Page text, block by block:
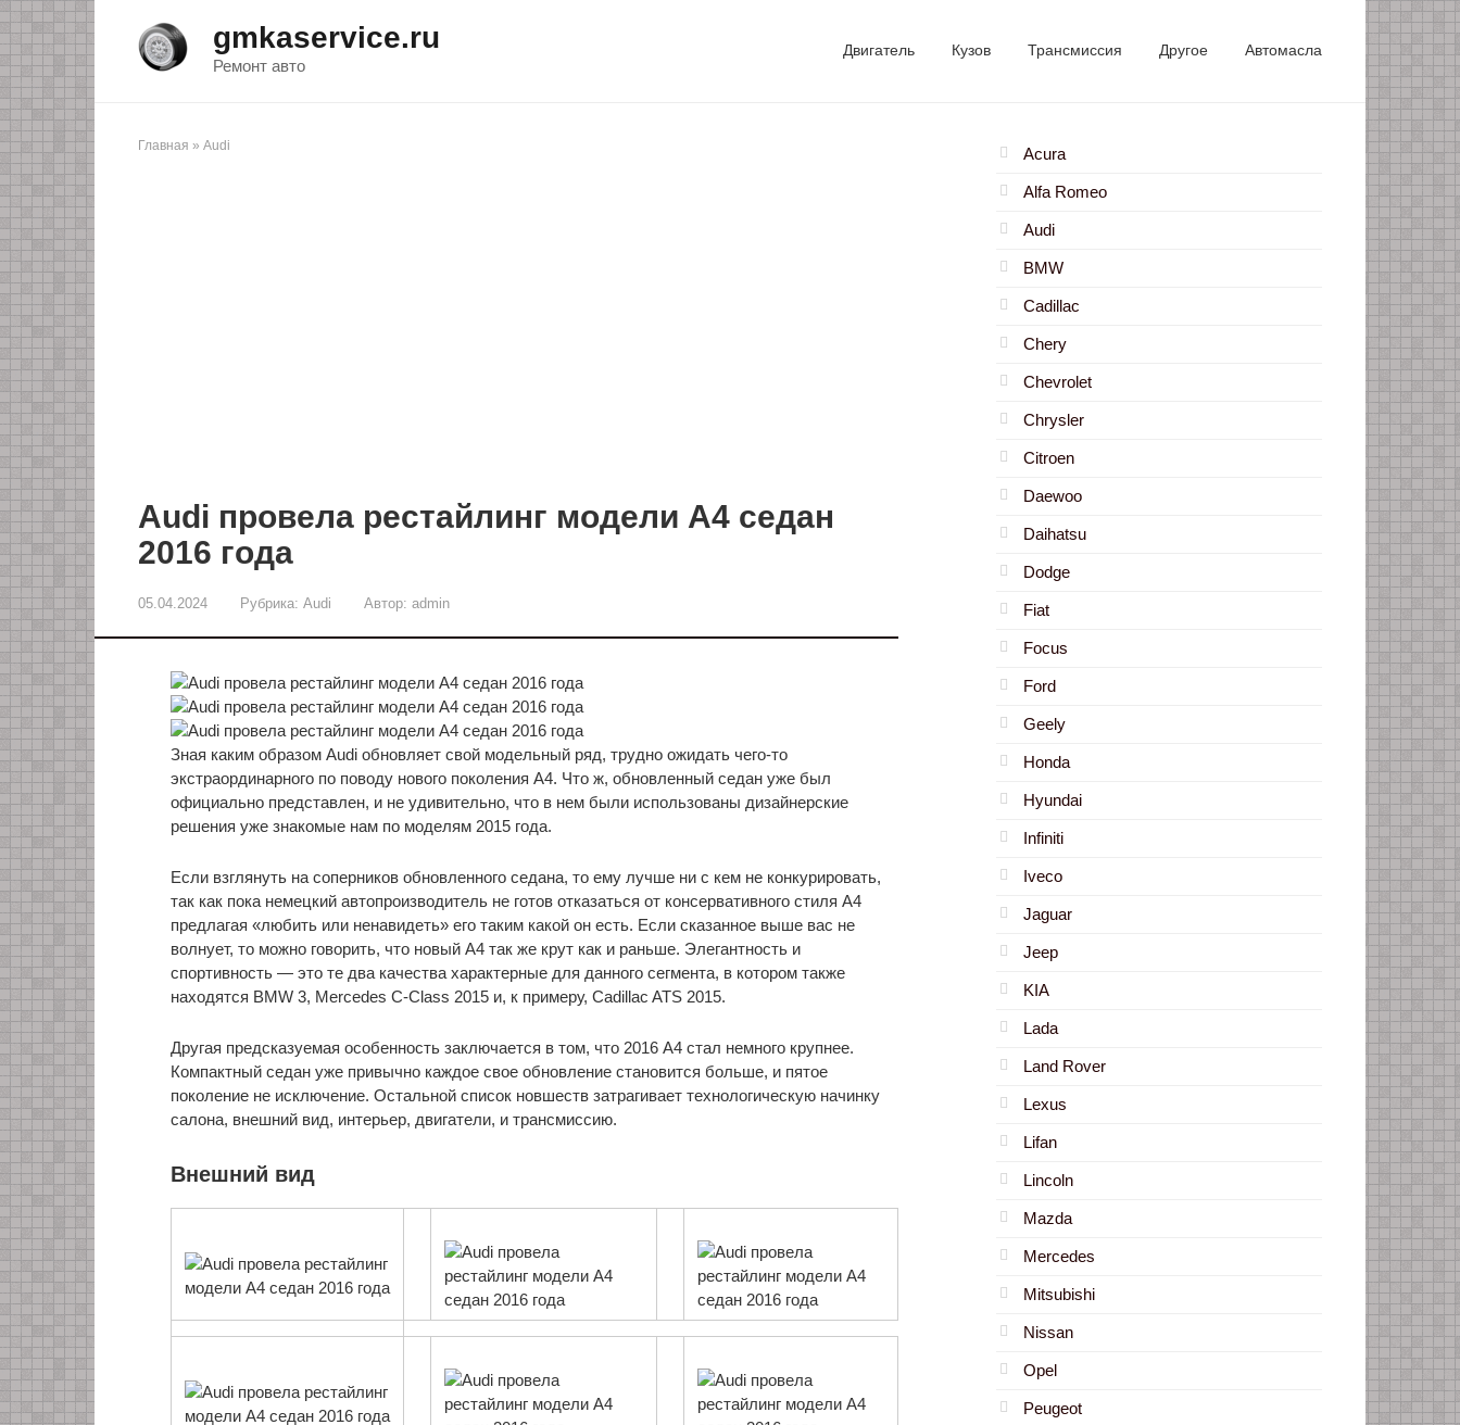
Перейти
к
контенту
gmkaservice.ru
Ремонт авто
Двигатель Кузов Трансмиссия Другое Автомасла
Главная » Audi
Audi провела рестайлинг модели A4 седан
2016 года
05.04.2024 Рубрика: Audi Автор: admin
Зная каким образом Audi обновляет свой модельный ряд, трудно ожидать чего-то
экстраординарного по поводу нового поколения A4. Что ж, обновленный седан уже был
официально представлен, и не удивительно, что в нем были использованы дизайнерские
решения уже знакомые нам по моделям 2015 года.
Если взглянуть на соперников обновленного седана, то ему лучше ни с кем не конкурировать,
так как пока немецкий автопроизводитель не готов отказаться от консервативного стиля A4
предлагая «любить или ненавидеть» его таким какой он есть. Если сказанное выше вас не
волнует, то можно говорить, что новый A4 так же крут как и раньше. Элегантность и
спортивность — это те два качества характерные для данного сегмента, в котором также
находятся BMW 3, Mercedes C-Class 2015 и, к примеру, Cadillac ATS 2015.
Другая предсказуемая особенность заключается в том, что 2016 A4 стал немного крупнее.
Компактный седан уже привычно каждое свое обновление становится больше, и пятое
поколение не исключение. Остальной список новшеств затрагивает технологическую начинку
салона, внешний вид, интерьер, двигатели, и трансмиссию.
Внешний вид
Acura
Alfa Romeo
Audi
BMW
Cadillac
Chery
Chevrolet
Chrysler
Citroen
Daewoo
Daihatsu
Dodge
Fiat
Focus
Ford
Geely
Honda
Hyundai
Infiniti
Iveco
Jaguar
Jeep
KIA
Lada
Land Rover
Lexus
Lifan
Lincoln
Mazda
Mercedes
Mitsubishi
Nissan
Opel
Peugeot